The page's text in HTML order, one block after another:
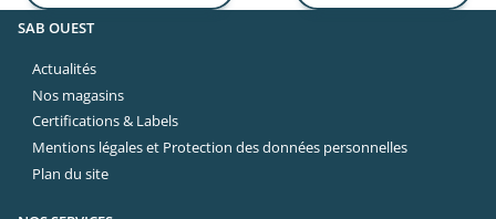
SAB OUEST
Actualités
Nos magasins
Certifications & Labels
Mentions légales et Protection des données personnelles
Plan du site